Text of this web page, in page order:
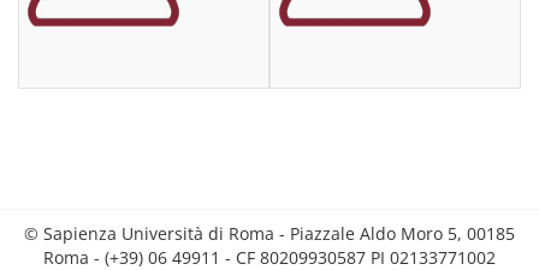
© Sapienza Università di Roma - Piazzale Aldo Moro 5, 00185
Roma - (+39) 06 49911 - CF 80209930587 PI 02133771002